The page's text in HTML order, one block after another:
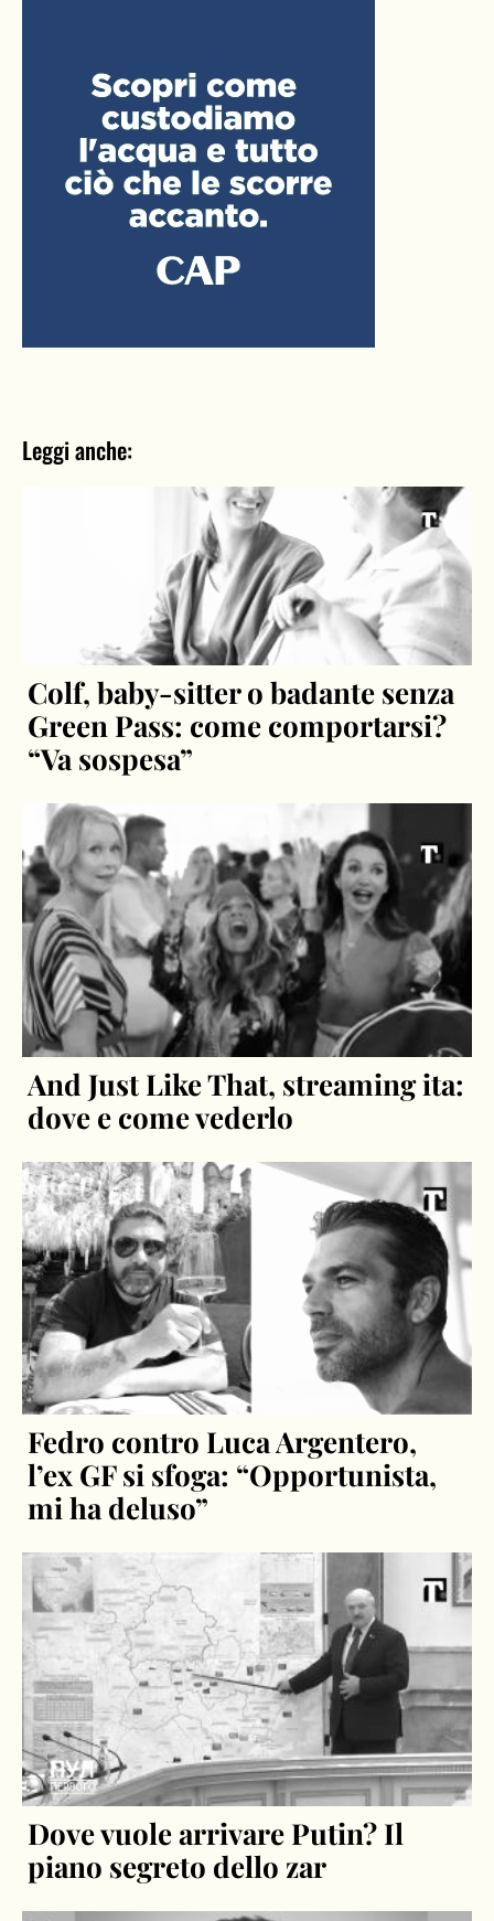
Leggi anche:
Colf, baby-sitter o badante senza
Green Pass: come comportarsi?
“Va sospesa”
And Just Like That, streaming ita:
dove e come vederlo
Fedro contro Luca Argentero,
l’ex GF si sfoga: “Opportunista,
mi ha deluso”
Dove vuole arrivare Putin? Il
piano segreto dello zar